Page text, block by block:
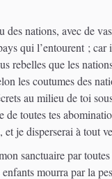
nations, avec de
qui l’entourent ;
que les
les coutumes des
au milieu de toi
de toutes tes
je disperserai à tout
sanctuaire par
mourra par la